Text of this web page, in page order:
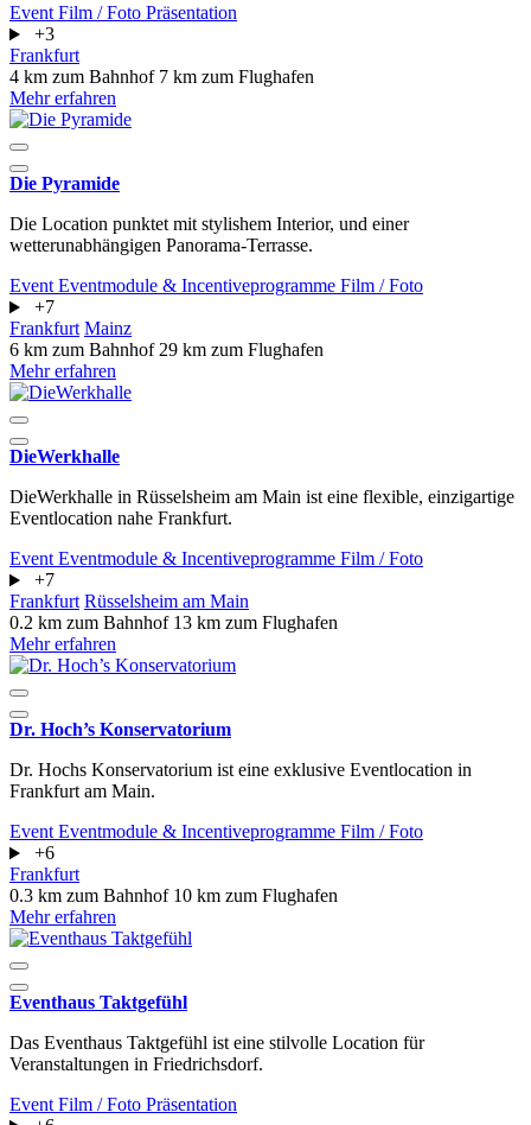
Event Film / Foto Präsentation
+3
Frankfurt
4 km zum Bahnhof 7 km zum Flughafen
Mehr erfahren
Die Pyramide
Die Location punktet mit stylishem Interior, und einer
wetterunabhängigen Panorama-Terrasse.
Event Eventmodule & Incentiveprogramme Film / Foto
+7
Frankfurt Mainz
6 km zum Bahnhof 29 km zum Flughafen
Mehr erfahren
DieWerkhalle
DieWerkhalle in Rüsselsheim am Main ist eine flexible, einzigartige
Eventlocation nahe Frankfurt.
Event Eventmodule & Incentiveprogramme Film / Foto
+7
Frankfurt Rüsselsheim am Main
0.2 km zum Bahnhof 13 km zum Flughafen
Mehr erfahren
Dr. Hoch’s Konservatorium
​​​​​​​Dr. Hochs Konservatorium ist eine exklusive Eventlocation in
Frankfurt am Main.
Event Eventmodule & Incentiveprogramme Film / Foto
+6
Frankfurt
0.3 km zum Bahnhof 10 km zum Flughafen
Mehr erfahren
Eventhaus Taktgefühl
Das Eventhaus Taktgefühl ist eine stilvolle Location für
Veranstaltungen in Friedrichsdorf.
Event Film / Foto Präsentation